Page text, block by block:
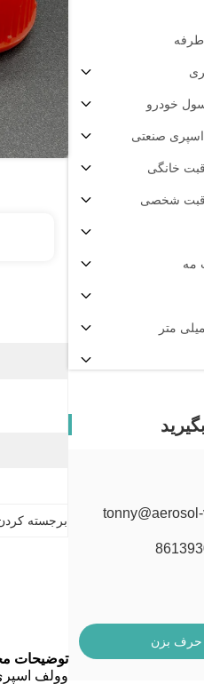
خودرو
صنعتی
خانگی
شخصی
مه
حرف بزن
برجسته
توضیحات
وولف